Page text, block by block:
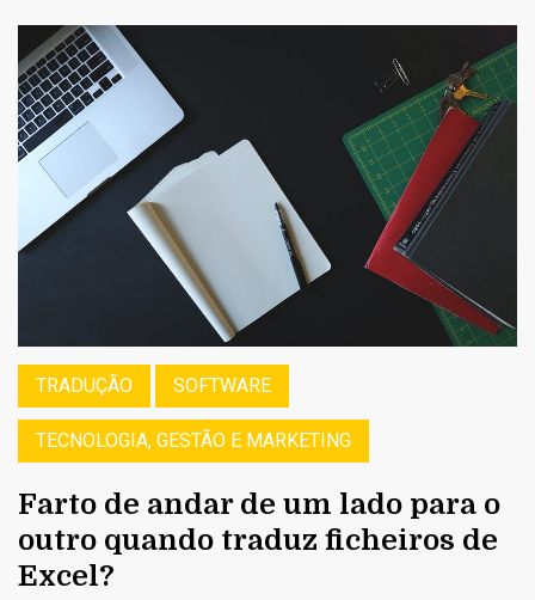
TRADUÇÃO SOFTWARE
TECNOLOGIA, GESTÃO E MARKETING
Farto de andar de um lado para o
outro quando traduz ficheiros de
Excel?